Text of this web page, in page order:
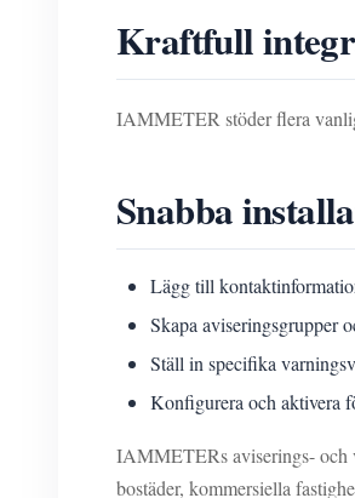
Kraftfull
IAMMETER stöder flera
Snabba
Lägg till
Skapa aviseringsgrupper
Ställ in specifika
Konfigurera och aktivera
IAMMETERs aviserings- och
bostäder, kommersiella